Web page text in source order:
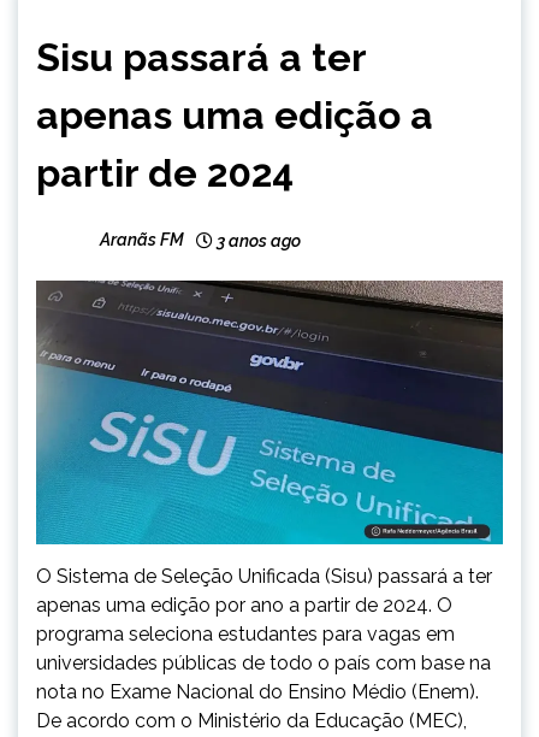
CAPELINHA
GERAIS
Sisu passará a ter
apenas uma edição a
partir de 2024
Aranãs FM 3 anos ago
O Sistema de Seleção Unificada (Sisu) passará a ter
apenas uma edição por ano a partir de 2024. O
programa seleciona estudantes para vagas em
universidades públicas de todo o país com base na
nota no Exame Nacional do Ensino Médio (Enem).
De acordo com o Ministério da Educação (MEC),